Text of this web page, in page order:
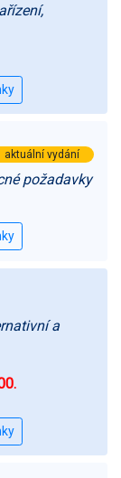
aktuální vydání
požadavky
a